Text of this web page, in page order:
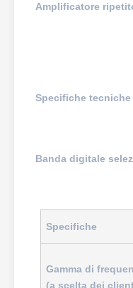
Amplificatore
Specifiche tecniche
Banda digitale
Specifiche
Gamma di
(a scelta dei